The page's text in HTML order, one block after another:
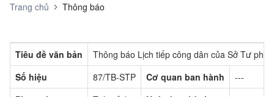
Trang chủ Thông báo
Tiêu đề văn bản
Thông báo Lịch tiếp công dân của Sở Tư
Số hiệu
87/TB-STP Cơ quan ban hành
---